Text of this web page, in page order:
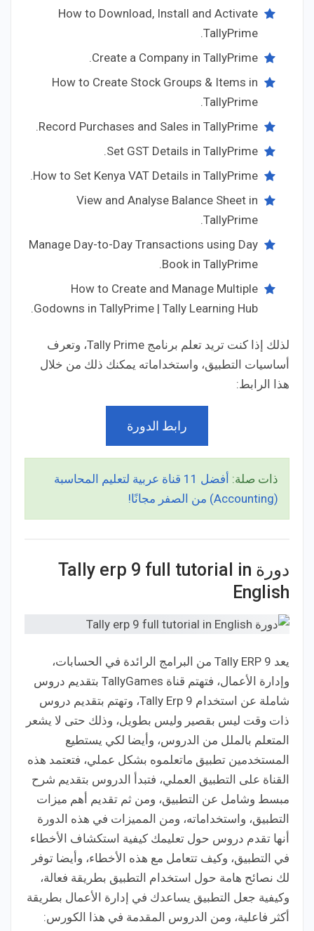
How to Download, Install and Activate
TallyPrime.
Create a Company in TallyPrime.
How to Create Stock Groups & Items in
TallyPrime.
Record Purchases and Sales in TallyPrime.
Set GST Details in TallyPrime.
How to Set Kenya VAT Details in TallyPrime.
View and Analyse Balance Sheet in
TallyPrime.
Manage Day-to-Day Transactions using Day
Book in TallyPrime.
How to Create and Manage Multiple
Godowns in TallyPrime | Tally Learning Hub.
لذلك إذا كنت تريد تعلم برنامج Tally Prime، وتعرف
أساسيات التطبيق، واستخداماته يمكنك ذلك من خلال
هذا الرابط:
رابط الدورة
ذات صلة:
أفضل 11 قناة عربية لتعليم المحاسبة
(Accounting) من الصفر مجانًا!
دورة Tally erp 9 full tutorial in
English
يعد Tally ERP 9 من البرامج الرائدة في الحسابات،
وإدارة الأعمال، فتهتم قناة TallyGames بتقديم دروس
شاملة عن استخدام Tally Erp 9، وتهتم بتقديم دروس
ذات وقت ليس بقصير وليس بطويل، وذلك حتى لا يشعر
المتعلم بالملل من الدروس، وأيضا لكي يستطيع
المستخدمين تطبيق ماتعلموه بشكل عملي، فتعتمد هذه
القناة على التطبيق العملي، فتبدأ الدروس بتقديم شرح
مبسط وشامل عن التطبيق، ومن ثم تقديم أهم ميزات
التطبيق، واستخداماته، ومن المميزات في هذه الدورة
أنها تقدم دروس حول تعليمك كيفية استكشاف الأخطاء
في التطبيق، وكيف تتعامل مع هذه الأخطاء، وأيضا توفر
لك نصائح هامة حول استخدام التطبيق بطريقة فعالة،
وكيفية جعل التطبيق يساعدك في إدارة الأعمال بطريقة
أكثر فاعلية، ومن الدروس المقدمة في هذا الكورس: